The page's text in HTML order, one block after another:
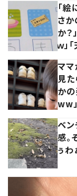
「
さ
か？
ｗ」
マ
見
か
ww
ベ
感。
ぅわ